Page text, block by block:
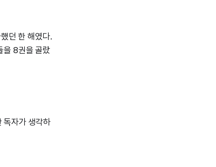
던 한 해였다.
을 8권을 골랐
독자가 생각하